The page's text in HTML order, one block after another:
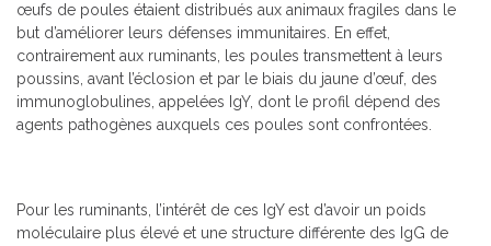
œufs de poules étaient distribués aux animaux fragiles dans le
but d’améliorer leurs défenses immunitaires. En effet,
contrairement aux ruminants, les poules transmettent à leurs
poussins, avant l’éclosion et par le biais du jaune d’œuf, des
immunoglobulines, appelées IgY, dont le profil dépend des
agents pathogènes auxquels ces poules sont confrontées.
Pour les ruminants, l’intérêt de ces IgY est d’avoir un poids
moléculaire plus élevé et une structure différente des IgG de